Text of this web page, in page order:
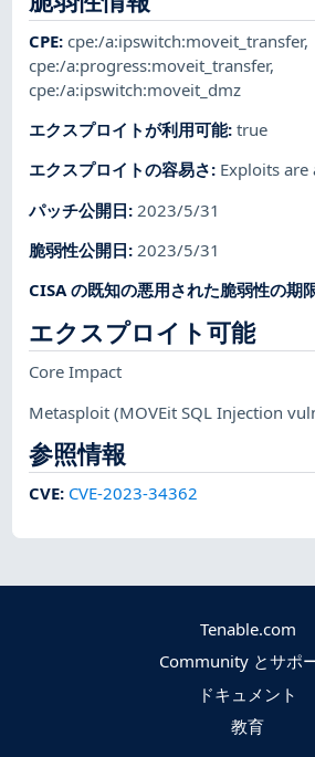
CPE:cpe:/a:ipswitch:moveit_transfer,
cpe:/a:progress:moveit_transfer,
cpe:/a:ipswitch:moveit_dmz
エクスプロイトが利用可能:true
エクスプロイトの容易さ: Exploits are
パッチ公開日: 2023/5/31
脆弱性公開日:2023/5/31
CISA の既知の悪用された脆弱性の期
エクスプロイト可能
Core Impact
Metasploit(MOVEit SQL Injection
参照情報
CVE: CVE-2023-34362
Tenable.com
Community とサポ
ドキュメント
教育